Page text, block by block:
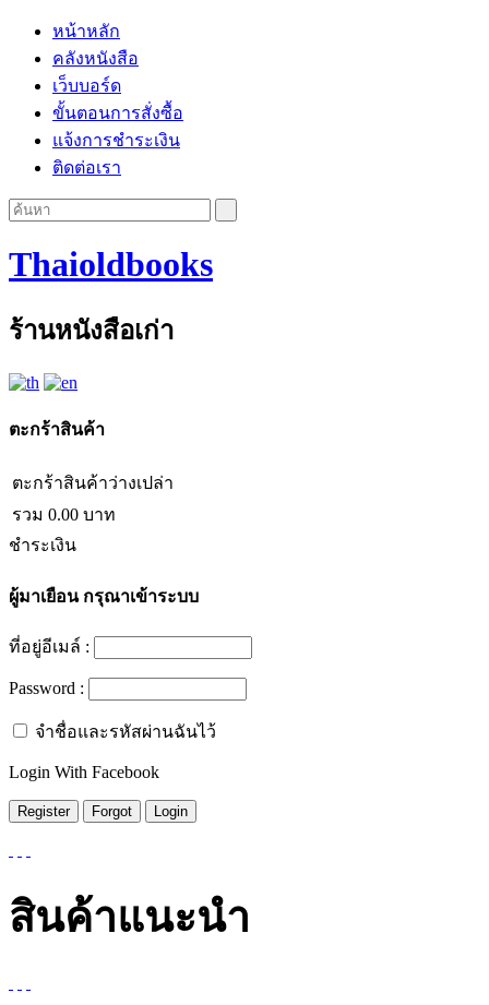
หน้าหลัก
คลังหนังสือ
เว็บบอร์ด
ขั้นตอนการสั่งซื้อ
แจ้งการชำระเงิน
ติดต่อเรา
Thaioldbooks
ร้านหนังสือเก่า
ตะกร้าสินค้า
ตะกร้าสินค้าว่างเปล่า
รวม 0.00 บาท
ชำระเงิน
ผู้มาเยือนกรุณาเข้าระบบ
ที่อยู่อีเมล์ :
Password :
จำชื่อและรหัสผ่านฉันไว้
Login With Facebook
สินค้าแนะนำ